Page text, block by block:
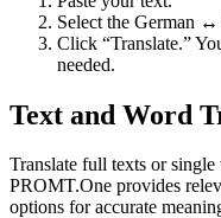
Select the German
Click “Translate.”
needed.
Text and Word
Translate full texts or
PROMT.One provides
options for accurate